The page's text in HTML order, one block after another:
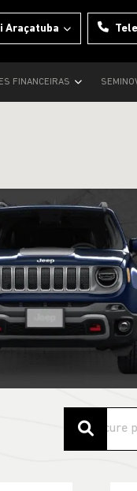
Araçatuba
FINANCEIRAS